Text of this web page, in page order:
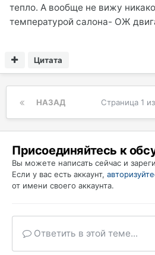
тепло. А вообще не вижу
температурой салона- ОЖ
Цитата
НАЗАД Страница 1
Присоединяйтесь к
Вы можете написать сейчас и
Если у вас есть аккаунт,
от имени своего аккаунта.
Ответить в этой теме...